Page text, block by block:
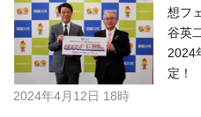
想フ
谷英
2024
定！
2024年4月12日 18時